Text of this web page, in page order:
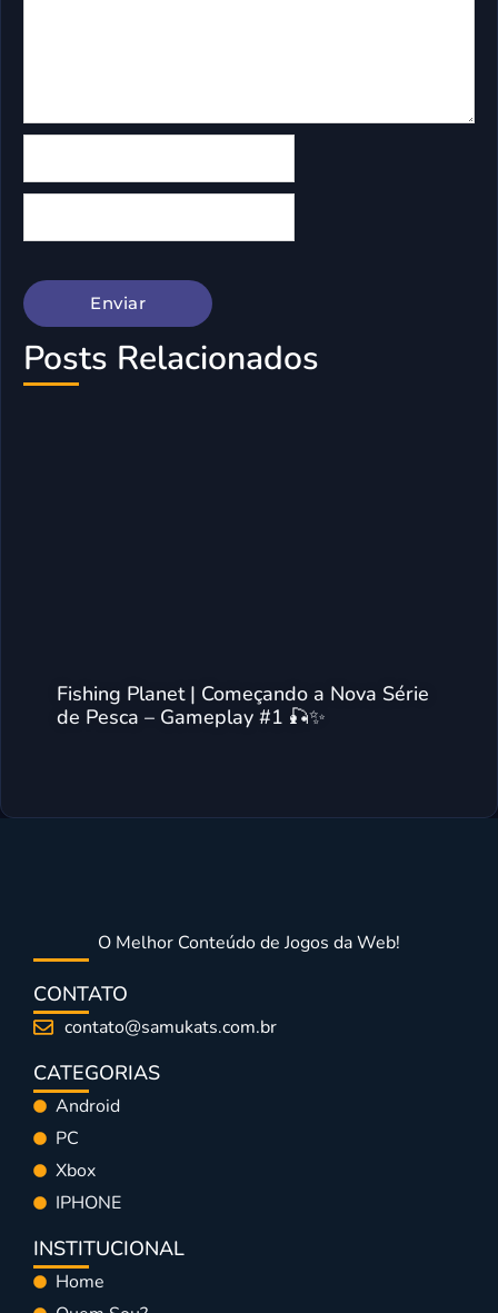
Posts Relacionados
Fishing Planet | Começando a Nova Série
de Pesca – Gameplay #1 🎣✨
O Melhor Conteúdo de Jogos da Web!
CONTATO
contato@samukats.com.br
CATEGORIAS
Android
PC
Xbox
IPHONE
INSTITUCIONAL
Home